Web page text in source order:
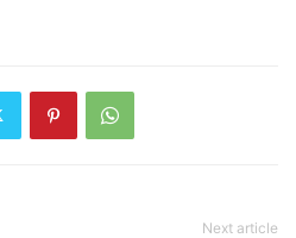
Next article